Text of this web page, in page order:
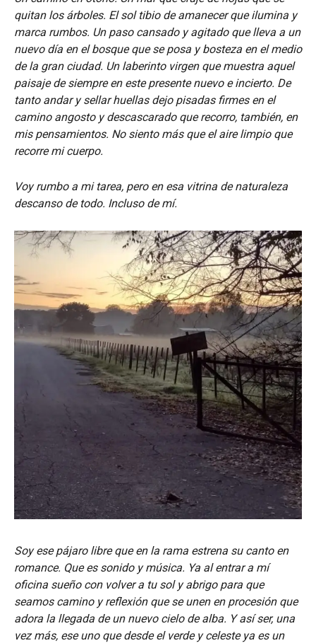
quitan los árboles. El sol tibio de amanecer que ilumina y
marca rumbos. Un paso cansado y agitado que lleva a un
nuevo día en el bosque que se posa y bosteza en el medio
de la gran ciudad. Un laberinto virgen que muestra aquel
paisaje de siempre en este presente nuevo e incierto. De
tanto andar y sellar huellas dejo pisadas firmes en el
camino angosto y descascarado que recorro, también, en
mis pensamientos. No siento más que el aire limpio que
recorre mi cuerpo.
Voy rumbo a mi tarea, pero en esa vitrina de naturaleza
descanso de todo. Incluso de mí.
Soy ese pájaro libre que en la rama estrena su canto en
romance. Que es sonido y música. Ya al entrar a mí
oficina sueño con volver a tu sol y abrigo para que
seamos camino y reflexión que se unen en procesión que
adora la llegada de un nuevo cielo de alba. Y así ser, una
vez más, ese uno que desde el verde y celeste ya es un